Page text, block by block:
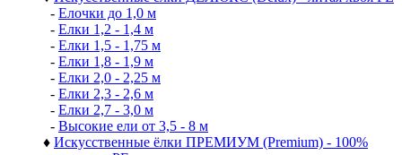
- Елочки до 1,0 м
- Елки 1,2 - 1,4 м
- Елки 1,5 - 1,75 м
- Елки 1,8 - 1,9 м
- Елки 2,0 - 2,25 м
- Елки 2,3 - 2,6 м
- Елки 2,7 - 3,0 м
- Высокие ели от 3,5 - 8 м
♦ Искусственные ёлки ПРЕМИУМ (Premium) - 100%